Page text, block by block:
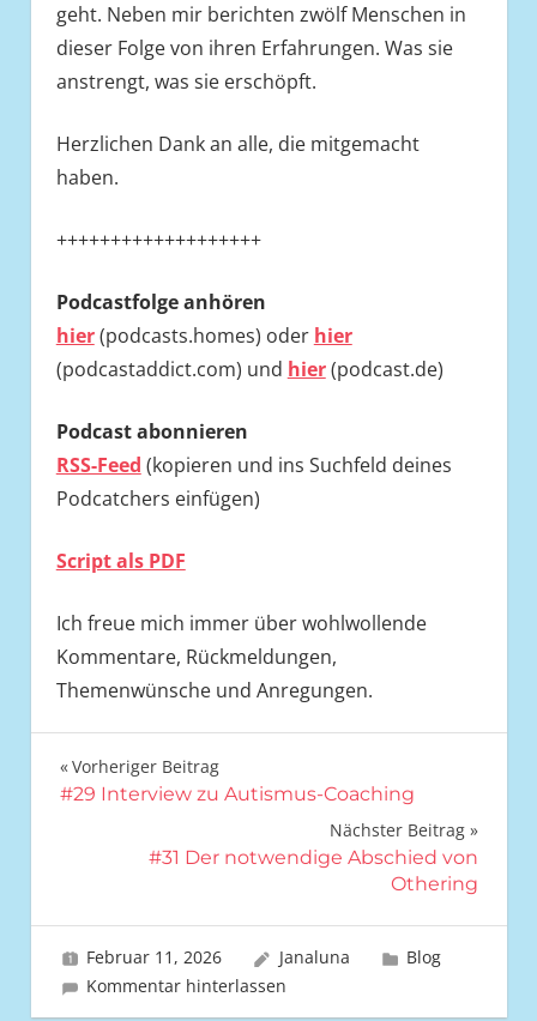
geht. Neben mir berichten zwölf Menschen in
dieser Folge von ihren Erfahrungen. Was sie
anstrengt, was sie erschöpft.
Herzlichen Dank an alle, die mitgemacht
haben.
+++++++++++++++++++
Podcastfolgeanhören
hier(podcasts.homes) oder hier
(podcastaddict.com) und hier(podcast.de)
Podcast abonnieren
RSS-Feed (kopieren und ins Suchfeld deines
Podcatchers einfügen)
Script als PDF
Ich freue mich immer über wohlwollende
Kommentare, Rückmeldungen,
Themenwünsche und Anregungen.
Beitrags-
Navigation
Vorheriger Beitrag
#29 Interview zu Autismus-Coaching
Nächster Beitrag
#31 Der notwendige Abschied von
Othering
Februar 11, 2026 Janaluna
Blog
Kommentar hinterlassen